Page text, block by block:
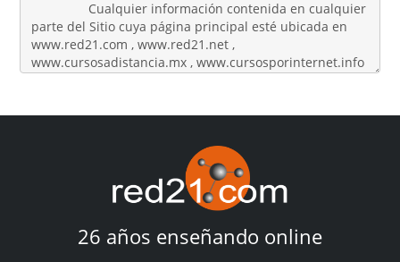
26 años enseñando online